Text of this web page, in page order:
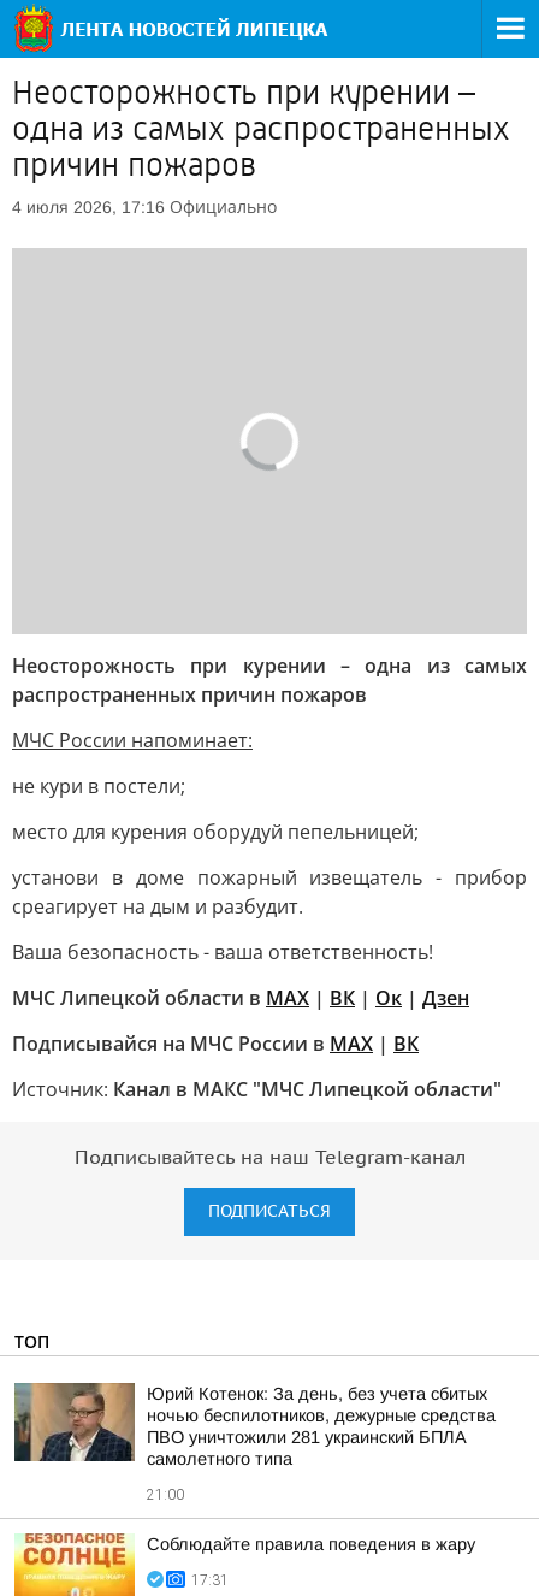
Неосторожность при курении –
одна из самых распространенных
причин пожаров
4 июля 2026, 17:16 Официально
Неосторожность при курении – одна из самых
распространенных причин пожаров
МЧС России напоминает:
не кури в постели;
место для курения оборудуй пепельницей;
установи в доме пожарный извещатель - прибор
среагирует на дым и разбудит.
Ваша безопасность - ваша ответственность!
МЧС Липецкой области в МАХ | ВК | Ок | Дзен
Подписывайся на МЧС России в MAX | ВК
Источник: Канал в МАКС "МЧС Липецкой области"
Подписывайтесь на наш Telegram-канал
ПОДПИСАТЬСЯ
ТОП
Юрий Котенок: За день, без учета сбитых
ночью беспилотников, дежурные средства
ПВО уничтожили 281 украинский БПЛА
самолетного типа
21:00
Соблюдайте правила поведения в жару
17:31